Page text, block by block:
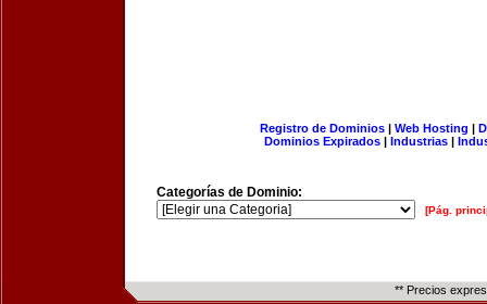
Registro de Dominios| Web Hosting |
Dominios Expirados | Industrias |
Categorías de Dominio:
[Pág.
** Precios